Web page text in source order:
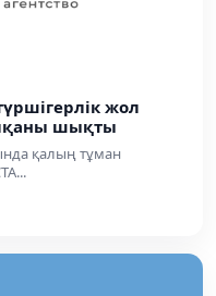
жол
шықты
қалың тұман